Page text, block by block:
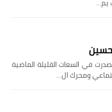
في السعات القليلة الماضية
ومحرك ال…